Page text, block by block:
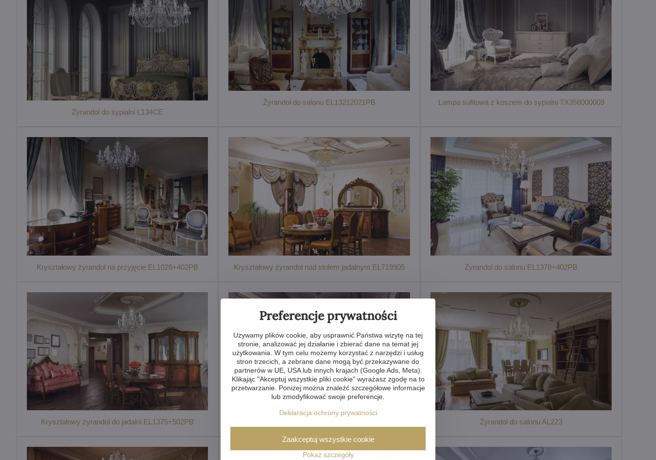
Żyrandol do sypialni L134CE
Żyrandol do salonu EL13212021PB Lampa sufitowa z koszem do sypialni TX356000009
Kryształowy żyrandol na przyjęcie EL1028+402PB Kryształowy żyrandol nad stołem jadalnym EL719905 Żyrandol do salonu EL1378+402PB
Kryształowy żyrandol do jadalni EL1375+502PB Żyrandol do salonu AL223
Preferencje prywatności
Używamy plików cookie, aby usprawnić Państwa wizytę na tej
stronie, analizować jej działanie i zbierać dane na temat jej
użytkowania. W tym celu możemy korzystać z narzędzi i usług
stron trzecich, a zebrane dane mogą być przekazywane do
partnerów w UE, USA lub innych krajach (Google Ads, Meta).
Klikając "Akceptuj wszystkie pliki cookie" wyrażasz zgodę na to
przetwarzanie. Poniżej można znaleźć szczegółowe informacje
lub zmodyfikować swoje preferencje.
Deklaracja ochrony prywatności
Pokaż szczegóły
Zaakceptuj wszystkie cookie